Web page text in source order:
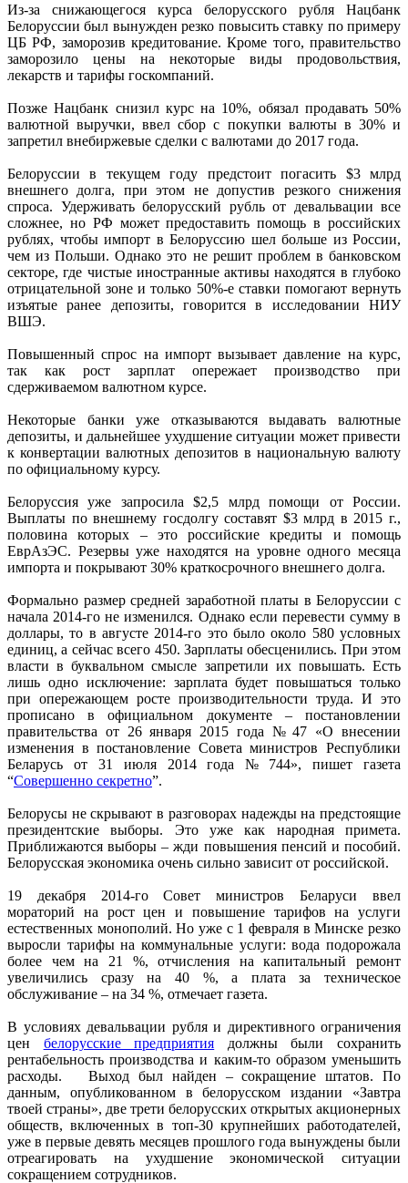
Из-за снижающегося курса белорусского рубля Нацбанк
Белоруссии был вынужден резко повысить ставку по примеру
ЦБ РФ, заморозив кредитование. Кроме того, правительство
заморозило цены на некоторые виды продовольствия,
лекарств и тарифы госкомпаний.
Позже Нацбанк снизил курс на 10%, обязал продавать 50%
валютной выручки, ввел сбор с покупки валюты в 30% и
запретил внебиржевые сделки с валютами до 2017 года.
Белоруссии в текущем году предстоит погасить $3 млрд
внешнего долга, при этом не допустив резкого снижения
спроса. Удерживать белорусский рубль от девальвации все
сложнее, но РФ может предоставить помощь в российских
рублях, чтобы импорт в Белоруссию шел больше из России,
чем из Польши. Однако это не решит проблем в банковском
секторе, где чистые иностранные активы находятся в глубоко
отрицательной зоне и только 50%-е ставки помогают вернуть
изъятые ранее депозиты, говорится в исследовании НИУ
ВШЭ.
Повышенный спрос на импорт вызывает давление на курс,
так как рост зарплат опережает производство при
сдерживаемом валютном курсе.
Некоторые банки уже отказываются выдавать валютные
депозиты, и дальнейшее ухудшение ситуации может привести
к конвертации валютных депозитов в национальную валюту
по официальному курсу.
Белоруссия уже запросила $2,5 млрд помощи от России.
Выплаты по внешнему госдолгу составят $3 млрд в 2015 г.,
половина которых – это российские кредиты и помощь
ЕврАзЭС. Резервы уже находятся на уровне одного месяца
импорта и покрывают 30% краткосрочного внешнего долга.
Формально размер средней заработной платы в Белоруссии с
начала 2014-го не изменился. Однако если перевести сумму в
доллары, то в августе 2014-го это было около 580 условных
единиц, а сейчас всего 450. Зарплаты обесценились. При этом
власти в буквальном смысле запретили их повышать. Есть
лишь одно исключение: зарплата будет повышаться только
при опережающем росте производительности труда. И это
прописано в официальном документе – постановлении
правительства от 26 января 2015 года № 47 «О внесении
изменения в постановление Совета министров Республики
Беларусь от 31 июля 2014 года № 744», пишет газета
“Совершенно секретно”.
Белорусы не скрывают в разговорах надежды на предстоящие
президентские выборы. Это уже как народная примета.
Приближаются выборы – жди повышения пенсий и пособий.
Белорусская экономика очень сильно зависит от российской.
19 декабря 2014-го Совет министров Беларуси ввел
мораторий на рост цен и повышение тарифов на услуги
естественных монополий. Но уже с 1 февраля в Минске резко
выросли тарифы на коммунальные услуги: вода подорожала
более чем на 21 %, отчисления на капитальный ремонт
увеличились сразу на 40 %, а плата за техническое
обслуживание – на 34 %, отмечает газета.
В условиях девальвации рубля и директивного ограничения
цен белорусские предприятия должны были сохранить
рентабельность производства и каким-то образом уменьшить
расходы. Выход был найден – сокращение штатов. По
данным, опубликованном в белорусском издании «Завтра
твоей страны», две трети белорусских открытых акционерных
обществ, включенных в топ-30 крупнейших работодателей,
уже в первые девять месяцев прошлого года вынуждены были
отреагировать на ухудшение экономической ситуации
сокращением сотрудников.